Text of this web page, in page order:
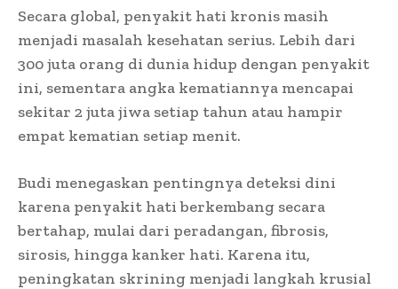
Secara global, penyakit hati kronis masih
menjadi masalah kesehatan serius. Lebih dari
300 juta orang di dunia hidup dengan penyakit
ini, sementara angka kematiannya mencapai
sekitar 2 juta jiwa setiap tahun atau hampir
empat kematian setiap menit.
Budi menegaskan pentingnya deteksi dini
karena penyakit hati berkembang secara
bertahap, mulai dari peradangan, fibrosis,
sirosis, hingga kanker hati. Karena itu,
peningkatan skrining menjadi langkah krusial